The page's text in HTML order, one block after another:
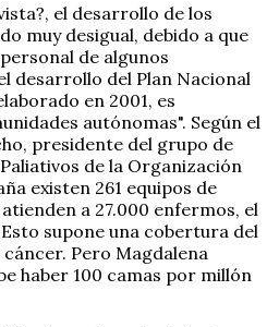
el desarrollo de los
muy desigual, debido a que
de algunos
desarrollo del Plan Nacional
en 2001, es
autónomas". Según el
presidente del grupo de
de la Organización
existen 261 equipos de
a 27.000 enfermos, el
supone una cobertura del
Pero Magdalena
haber 100 camas por millón